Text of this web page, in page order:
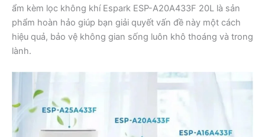
ẩm kèm lọc không khí Espark ESP-A20A433F 20L là sản
phẩm hoàn hảo giúp bạn giải quyết vấn đề này một cách
hiệu quả, bảo vệ không gian sống luôn khô thoáng và trong
lành.